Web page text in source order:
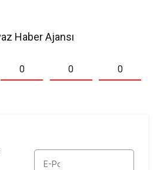
Haber Ajansı
0 0 0